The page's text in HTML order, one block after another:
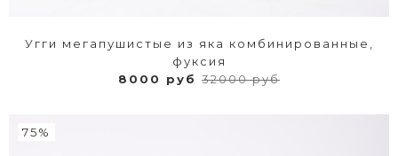
Угги мегапушистые из яка комбинированные,
фуксия
8000 руб 32000 руб
75%